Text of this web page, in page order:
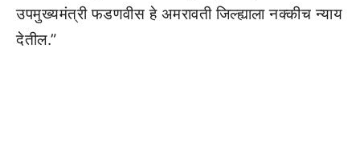
उपमुख्यमंत्री फडणवीस हे अमरावती जिल्ह्याला नक्कीच न्याय
देतील.”